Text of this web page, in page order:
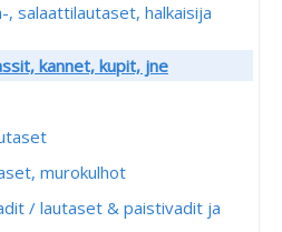
, salaattilautaset, halkaisija
kannet, kupit, jne
murokulhot
/ lautaset & paistivadit ja